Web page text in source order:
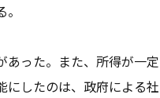
あった。また、所得が一定
にしたのは、政府による社